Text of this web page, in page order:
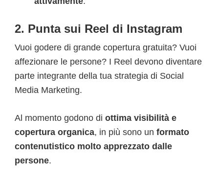
2. Punta sui Reel di Instagram
Vuoi godere di grande copertura gratuita? Vuoi
affezionare le persone? I Reel devono diventare
parte integrante della tua strategia di Social
Media Marketing.
Al momento godono di ottima visibilità e
copertura organica, in più sono un formato
contenutistico molto apprezzato dalle
persone.